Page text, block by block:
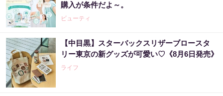
購入が条件だよ～。
ビューティ
【中目黒】スターバックスリザーブロースタ
リー東京の新グッズが可愛い♡《8月6日発売》
ライフ